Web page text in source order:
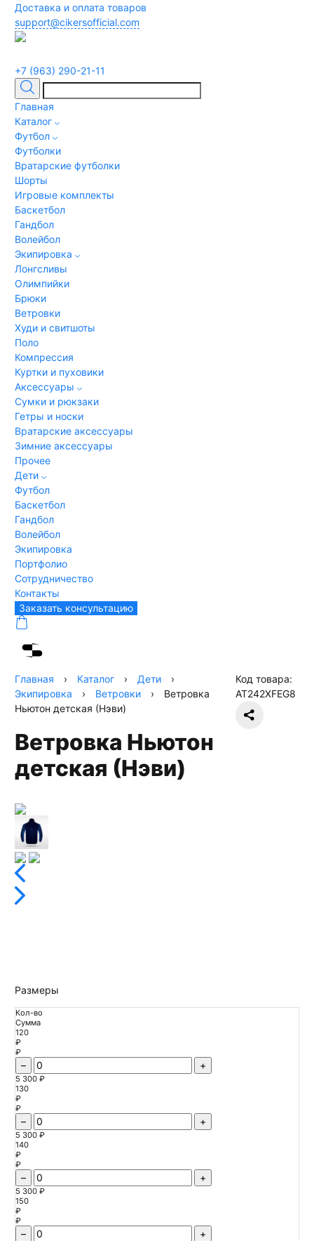
Доставка и оплата товаров
support@cikersofficial.com
+7 (963) 290-21-11
Главная
Каталог
Футбол
Футболки
Вратарские футболки
Шорты
Игровые комплекты
Баскетбол
Гандбол
Волейбол
Экипировка
Лонгсливы
Олимпийки
Брюки
Ветровки
Худи и свитшоты
Поло
Компрессия
Куртки и пуховики
Аксессуары
Сумки и рюкзаки
Гетры и носки
Вратарские аксессуары
Зимние аксессуары
Прочее
Дети
Футбол
Баскетбол
Гандбол
Волейбол
Экипировка
Портфолио
Сотрудничество
Контакты
Заказать консультацию
Главная › Каталог › Дети
›
Экипировка
› Ветровки ›
Ветровка
Ньютон детская (Нэви)
Код товара:
AT242XFEG8
Ветровка Ньютон
детская (Нэви)
Размеры
Кол-во
Сумма
120
₽
₽
– +
5 300 ₽
130
₽
₽
– +
5 300 ₽
140
₽
₽
– +
5 300 ₽
150
₽
₽
– +